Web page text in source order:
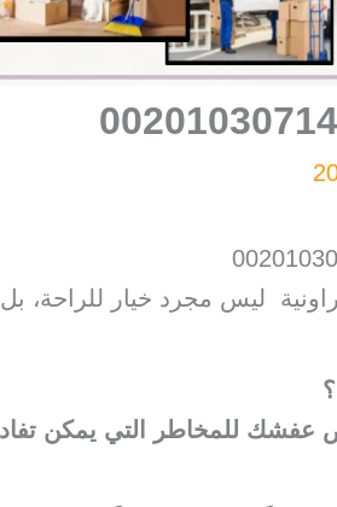
ليس مجرد خيار للراحة،
عفشك للمخاطر التي يمكن